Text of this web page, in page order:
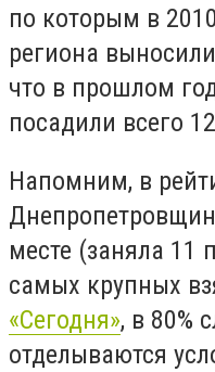
по которым в
региона
что в прошлом
посадили всего
Напомним, в
месте (заняла 11
самых крупных
«Сегодня», в 80%
отделываются